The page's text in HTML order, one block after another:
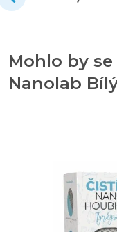
Mohlo by
Nanolab